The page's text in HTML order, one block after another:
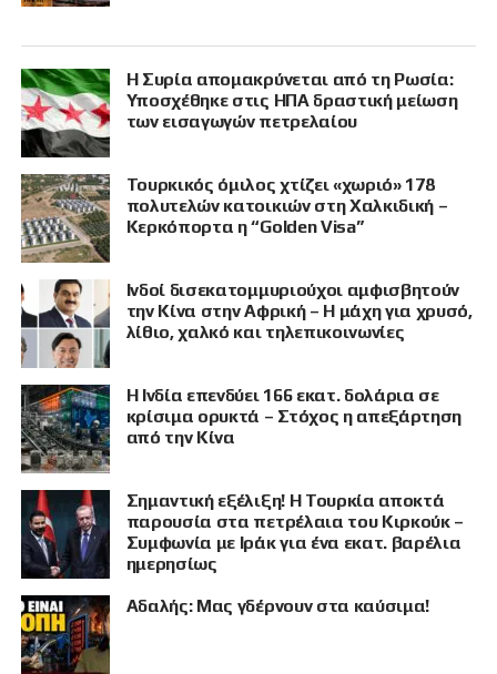
Η Συρία απομακρύνεται από τη Ρωσία:
Υποσχέθηκε στις ΗΠΑ δραστική μείωση
των εισαγωγών πετρελαίου
Τουρκικός όμιλος χτίζει «χωριό» 178
πολυτελών κατοικιών στη Χαλκιδική –
Κερκόπορτα η “Golden Visa”
Ινδοί δισεκατομμυριούχοι αμφισβητούν
την Κίνα στην Αφρική – Η μάχη για χρυσό,
λίθιο, χαλκό και τηλεπικοινωνίες
Η Ινδία επενδύει 166 εκατ. δολάρια σε
κρίσιμα ορυκτά – Στόχος η απεξάρτηση
από την Κίνα
Σημαντική εξέλιξη! Η Τουρκία αποκτά
παρουσία στα πετρέλαια του Κιρκούκ –
Συμφωνία με Ιράκ για ένα εκατ. βαρέλια
ημερησίως
Αδαλής: Μας γδέρνουν στα καύσιμα!